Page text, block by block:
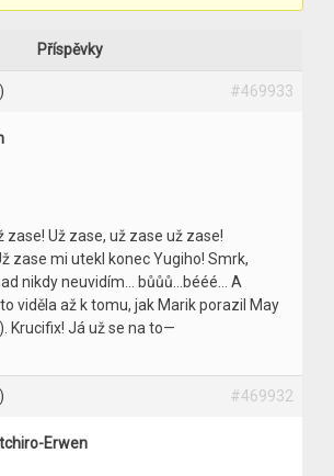
Příspěvky
#469933
zase! Už zase, už zase už zase!
zase mi utekl konec Yugiho! Smrk,
nikdy neuvidím… bůůů…bééé… A
viděla až k tomu, jak Marik porazil May
Krucifix! Já už se na to—
#469932
Erwen